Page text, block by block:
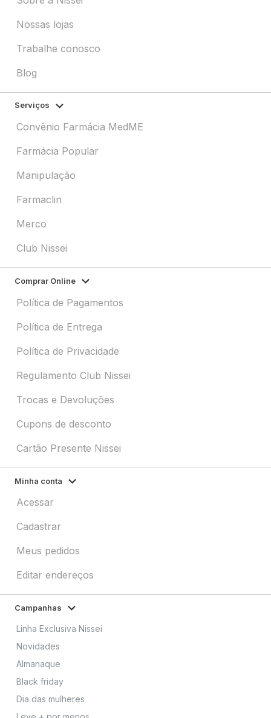
Nossas lojas
Trabalhe conosco
Blog
Serviços
Convênio Farmácia MedME
Farmácia Popular
Manipulação
Farmaclin
Merco
Club Nissei
Comprar Online
Política de Pagamentos
Política de Entrega
Política de Privacidade
Regulamento Club Nissei
Trocas e Devoluções
Cupons de desconto
Cartão Presente Nissei
Minha conta
Acessar
Cadastrar
Meus pedidos
Editar endereços
Campanhas
Linha Exclusiva Nissei
Novidades
Almanaque
Black friday
Dia das mulheres